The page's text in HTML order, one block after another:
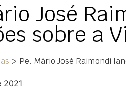
José
sobre a
> Pe. Mário José Raimondi
2021